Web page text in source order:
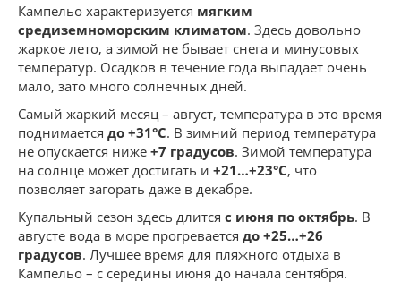
Кампельо характеризуется мягким
средиземноморским климатом. Здесь довольно
жаркое лето, а зимой не бывает снега и минусовых
температур. Осадков в течение года выпадает очень
мало, зато много солнечных дней.
Самый жаркий месяц – август, температура в это время
поднимается до +31°C. В зимний период температура
не опускается ниже +7 градусов. Зимой температура
на солнце может достигать и +21…+23°С, что
позволяет загорать даже в декабре.
Купальный сезон здесь длится с июня по октябрь. В
августе вода в море прогревается до +25…+26
градусов. Лучшее время для пляжного отдыха в
Кампельо – с середины июня до начала сентября.